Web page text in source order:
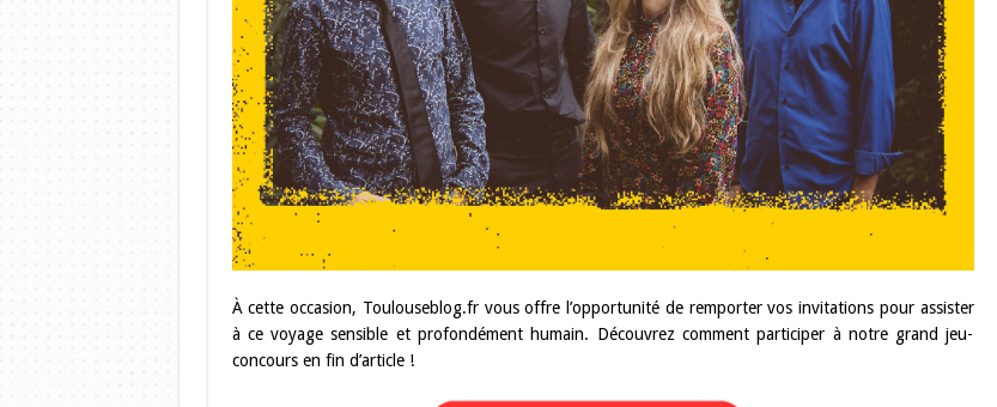
À cette occasion, Toulouseblog.fr vous offre l’opportunité de remporter vos invitations pour assister
à ce voyage sensible et profondément humain. Découvrez comment participer à notre grand jeu-
concours en fin d’article !